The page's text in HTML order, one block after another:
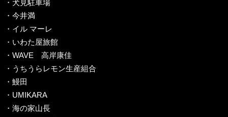
・犬見駐車場
・今井満
・イル マーレ
・いわた屋旅館
・WAVE 高岸康佳
・うちうらレモン生産組合
・鰻田
・UMIKARA
・海の家山長